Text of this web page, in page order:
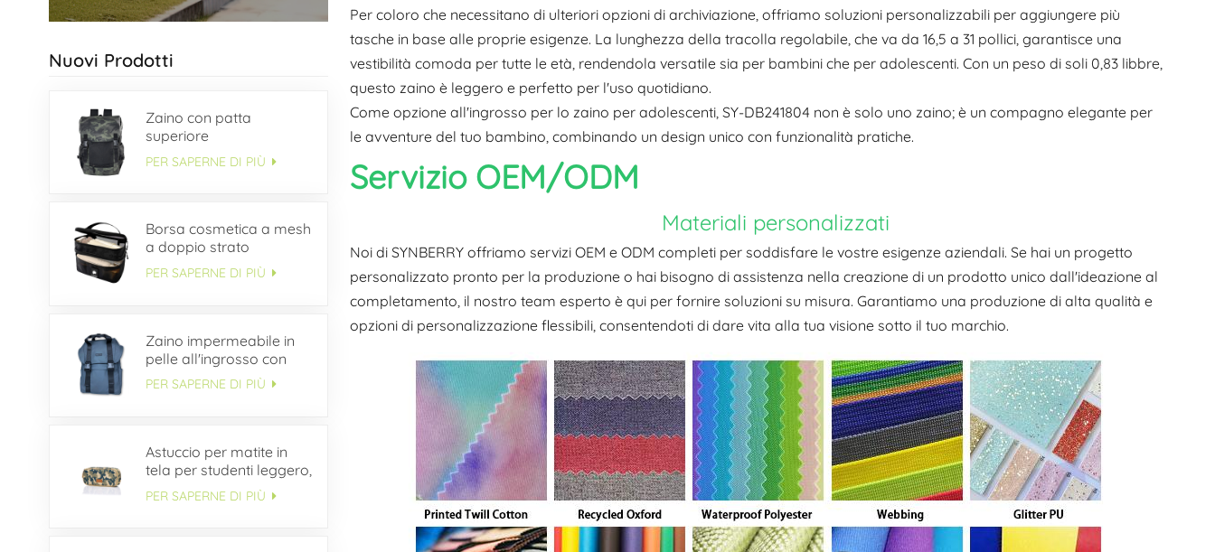
Nuovi Prodotti
Zaino con patta
superiore
PER SAPERNE DI PIÙ
Borsa cosmetica a mesh
a doppio strato
PER SAPERNE DI PIÙ
Zaino impermeabile in
pelle all'ingrosso con
patta con fibbia
PER SAPERNE DI PIÙ
Astuccio per matite in
tela per studenti leggero,
semplice e durevole
ODM
PER SAPERNE DI PIÙ
Per coloro che necessitano di ulteriori opzioni di archiviazione, offriamo soluzioni personalizzabili per aggiungere più
tasche in base alle proprie esigenze. La lunghezza della tracolla regolabile, che va da 16,5 a 31 pollici, garantisce una
vestibilità comoda per tutte le età, rendendola versatile sia per bambini che per adolescenti. Con un peso di soli 0,83 libbre,
questo zaino è leggero e perfetto per l'uso quotidiano.
Come opzione all'ingrosso per lo zaino per adolescenti, SY-DB241804 non è solo uno zaino; è un compagno elegante per
le avventure del tuo bambino, combinando un design unico con funzionalità pratiche.
Servizio OEM/ODM
Materiali personalizzati
Noi di SYNBERRY offriamo servizi OEM e ODM completi per soddisfare le vostre esigenze aziendali. Se hai un progetto
personalizzato pronto per la produzione o hai bisogno di assistenza nella creazione di un prodotto unico dall'ideazione al
completamento, il nostro team esperto è qui per fornire soluzioni su misura. Garantiamo una produzione di alta qualità e
opzioni di personalizzazione flessibili, consentendoti di dare vita alla tua visione sotto il tuo marchio.